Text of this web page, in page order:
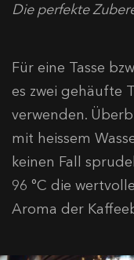
Die perfekte
Für eine Tasse
es zwei gehäufte
verwenden.
mit heissem
keinen Fall
96 °C die
Aroma der